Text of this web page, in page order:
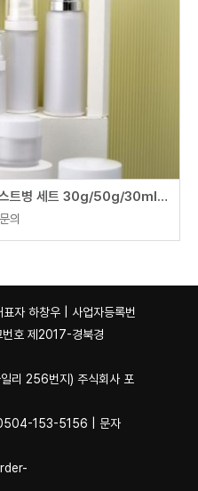
AS/PP 이중 크림 에센스 앰플 미스트병 세트 30g/50g/30ml/40ml/60ml/80ml/100ml/120ml
의
자 하창우 | 사업자등록번
호 제2017-경북경
리 256번지) 주식회사 포
153-5156 | 문자